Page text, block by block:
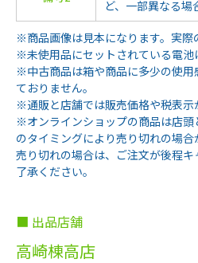
ど、一部異なる場
※商品画像は見本になります。実際
※未使用品にセットされている電池
※中古商品は箱や商品に多少の使用
ておりません。
※通販と店舗では販売価格や税表示
※オンラインショップの商品は店頭
のタイミングにより売り切れの場合
売り切れの場合は、ご注文が後程
了承ください。
■ 出品店舗
高崎棟高店